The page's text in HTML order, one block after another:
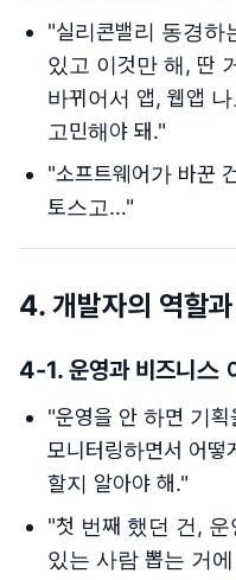
"실리콘밸리 동경하
있고 이것만 해, 딴
바뀌어서 앱, 웹앱
고민해야 돼."
"소프트웨어가 바꾼
토스고…"
4. 개발자의 역할
4-1. 운영과 비즈니스
"운영을 안 하면 기획
모니터링하면서 어떻
할지 알아야 해."
"첫 번째 했던 건,
있는 사람 뽑는 거